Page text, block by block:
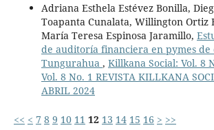
Adriana Esthela Estévez Bonilla,
Toapanta Cunalata, Willington Ortiz
María Teresa Espinosa Jaramillo,
de auditoría financiera en pymes de
Tungurahua , Killkana Social: Vol. 8
Vol. 8 No. 1 REVISTA KILLKANA
ABRIL 2024
<< < 7 8 9 10 11 12 13 14 15 16 > >>